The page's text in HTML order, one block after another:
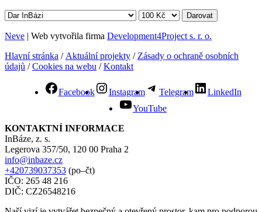
Darovat
Neve | Web vytvořila firma Development4Project s. r. o.
Hlavní stránka / Aktuální projekty / Zásady o ochraně osobních
údajů /Cookies na webu /Kontakt
Facebook Instagram Telegram
LinkedIn
YouTube
KONTAKTNÍ INFORMACE
InBáze, z. s.
Legerova 357/50, 120 00 Praha 2
info@inbaze.cz
+420739037353 (po–čt)
IČO: 265 48 216
DIČ: CZ26548216